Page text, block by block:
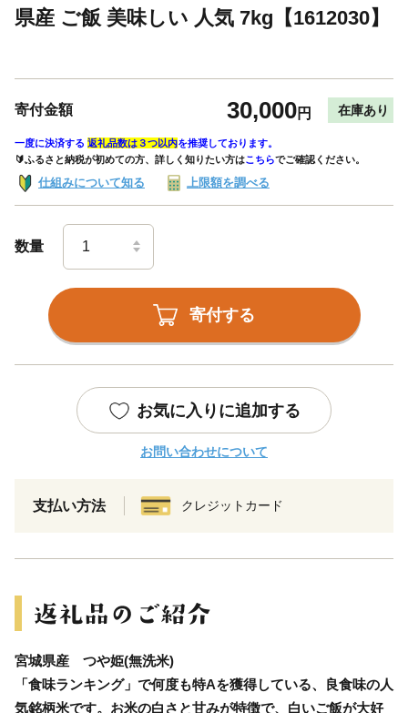
県産 ご飯 美味しい 人気 7kg【1612030】
寄付金額 30,000円 在庫あり
一度に決済する 返礼品数は３つ以内を推奨しております。
🔰ふるさと納税が初めての方、詳しく知りたい方はこちらでご確認ください。
仕組みについて知る 上限額を調べる
数量
寄付する
お気に入りに追加する
お問い合わせについて
支払い方法 クレジットカード
宮城県産 つや姫(無洗米)
「食味ランキング」で何度も特Aを獲得している、良食味の人
気銘柄米です。お米の白さと甘みが特徴で、白いご飯が大好